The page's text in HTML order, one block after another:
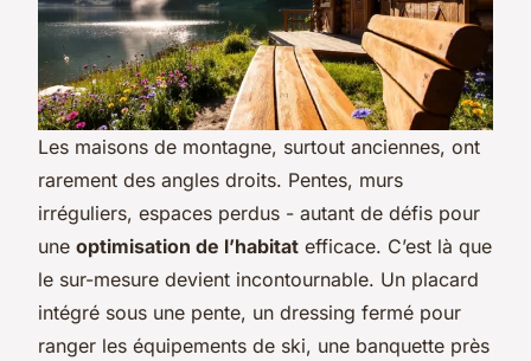
Les maisons de montagne, surtout anciennes, ont
rarement des angles droits. Pentes, murs
irréguliers, espaces perdus - autant de défis pour
une optimisation de l’habitat efficace. C’est là que
le sur-mesure devient incontournable. Un placard
intégré sous une pente, un dressing fermé pour
ranger les équipements de ski, une banquette près